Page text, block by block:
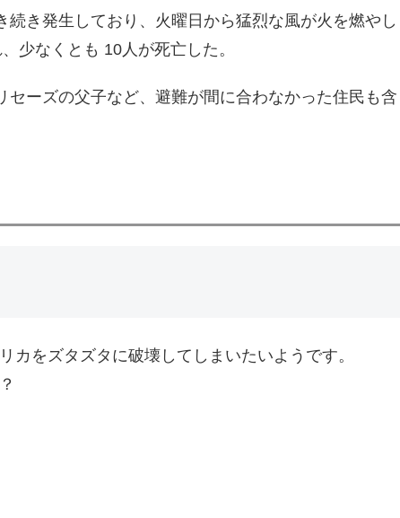
き発生しており、火曜日から猛烈な風が火を燃やし
少なくとも 10人が死亡した。
ーズの父子など、避難が間に合わなかった住民も含
カをズタズタに破壊してしまいたいようです。